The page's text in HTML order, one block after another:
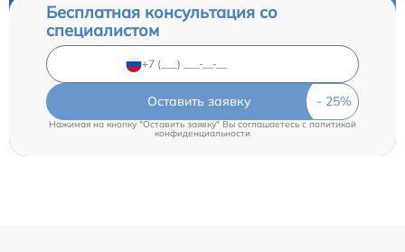
Бесплатная консультация со
специалистом
Оставить заявку
Нажимая на кнопку "Оставить заявку" Вы соглашаетесь cполитикой
конфиденциальности